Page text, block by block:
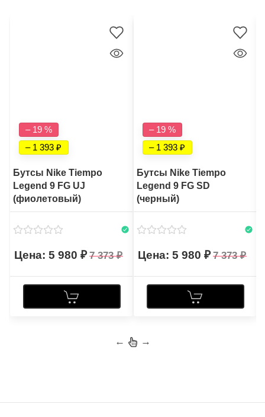
– 19 %
– 1 393
Бутсы Nike Tiempo
Legend 9 FG UJ
(фиолетовый)
5 980 7 373
– 19 %
– 1 393
Бутсы Nike Tiempo
Legend 9 FG SD
(черный)
5 980 7 373
← →